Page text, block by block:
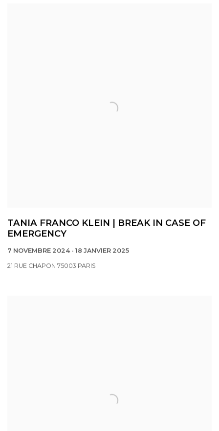
TANIA FRANCO KLEIN | BREAK IN CASE OF
EMERGENCY
7 NOVEMBRE 2024 - 18 JANVIER 2025
21 RUE CHAPON 75003 PARIS